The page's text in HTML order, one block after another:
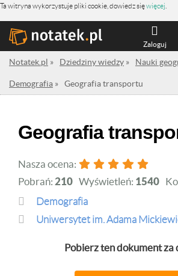
Ta witryna wykorzystuje pliki cookie, dowiedz sięwięcej
Zaloguj
Notatek.pl » Dziedziny wiedzy » Nauki
Demografia » Geografia transportu
Geografia
Nasza ocena:
Pobrań: 210 Wyświetleń: 1540
Demografia
Uniwersytet im. Adama
Pobierz ten dokument za